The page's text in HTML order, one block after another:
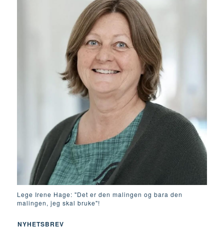
Lege Irene Hage: "Det er den malingen og bara den
malingen, jeg skal bruke"!
NYHETSBREV